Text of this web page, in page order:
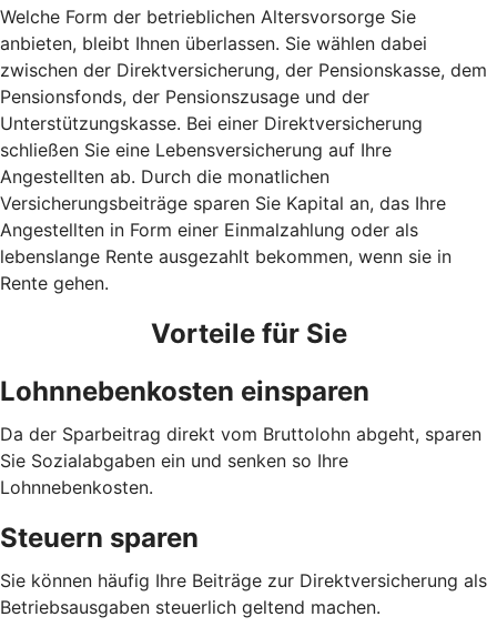
Welche Form der betrieblichen Altersvorsorge Sie
anbieten, bleibt Ihnen überlassen. Sie wählen dabei
zwischen der Direktversicherung, der Pensionskasse, dem
Pensionsfonds, der Pensionszusage und der
Unterstützungskasse. Bei einer Direktversicherung
schließen Sie eine Lebensversicherung auf Ihre
Angestellten ab. Durch die monatlichen
Versicherungsbeiträge sparen Sie Kapital an, das Ihre
Angestellten in Form einer Einmalzahlung oder als
lebenslange Rente ausgezahlt bekommen, wenn sie in
Rente gehen.
Vorteile für Sie
Lohnnebenkosten einsparen
Da der Sparbeitrag direkt vom Bruttolohn abgeht, sparen
Sie Sozialabgaben ein und senken so Ihre
Lohnnebenkosten.
Steuern sparen
Sie können häufig Ihre Beiträge zur Direktversicherung als
Betriebsausgaben steuerlich geltend machen.